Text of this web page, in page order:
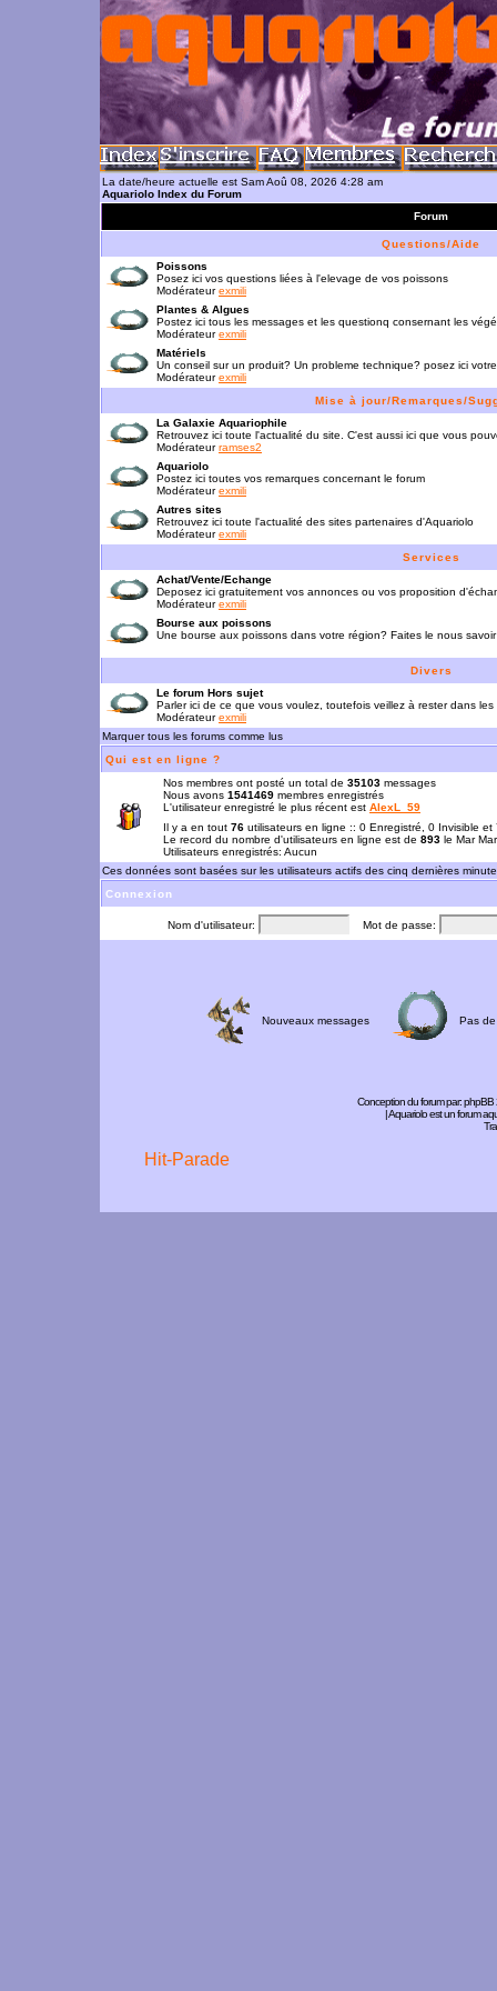
La date/heure actuelle est Sam Aoû 08, 2026 4:28 am
Aquariolo Index du Forum
Forum
Questions/Aide
Poissons
Posez ici vos questions liées à l'elevage de vos poissons
Modérateurexmili
Plantes & Algues
Postez ici tous les messages et les questionq consernant les
Modérateurexmili
Matériels
Un conseil sur un produit? Un probleme technique? posez ici
Modérateurexmili
Mise à jour/Remarques/
La Galaxie Aquariophile
Retrouvez ici toute l'actualité du site. C'est aussi ici que vous
Modérateurramses2
Aquariolo
Postez ici toutes vos remarques concernant le forum
Modérateurexmili
Autres sites
Retrouvez ici toute l'actualité des sites partenaires d'Aquariolo
Modérateurexmili
Services
Achat/Vente/Echange
Deposez ici gratuitement vos annonces ou vos proposition
Modérateurexmili
Bourse aux poissons
Une bourse aux poissons dans votre région? Faites le nous savoir
Divers
Le forum Hors sujet
Parler ici de ce que vous voulez, toutefois veillez à rester dans les
Modérateurexmili
Marquer tous les forums comme lus
Qui est en ligne ?
Nos membres ont posté un total de 35103 messages
Nous avons 1541469 membres enregistrés
L'utilisateur enregistré le plus récent est AlexL_59
Il y a en tout 76 utilisateurs en ligne :: 0 Enregistré, 0 Invisible
Le record du nombre d'utilisateurs en ligne est de 893 le Mar
Utilisateurs enregistrés: Aucun
Ces données sont basées sur les utilisateurs actifs des cinq dernières
Connexion
Nom d'utilisateur: Mot de passe:
Nouveaux messages Pas
Conception du forum par:phpBB
| Aquariolo est un forum